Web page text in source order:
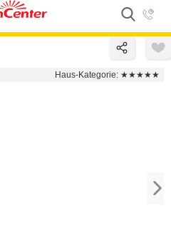
Haus-Kategorie: ★★★★★